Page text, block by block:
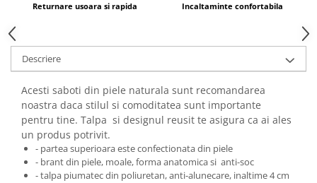
Returnare usoara si rapida Incaltaminte confortabila
Descriere
Acesti saboti din piele naturala sunt recomandarea
noastra daca stilul si comoditatea sunt importante
pentru tine. Talpa si designul reusit te asigura ca ai ales
un produs potrivit.
- partea superioara este confectionata din piele
- brant din piele, moale, forma anatomica si anti-soc
- talpa piumatec din poliuretan, anti-alunecare, inaltime 4 cm